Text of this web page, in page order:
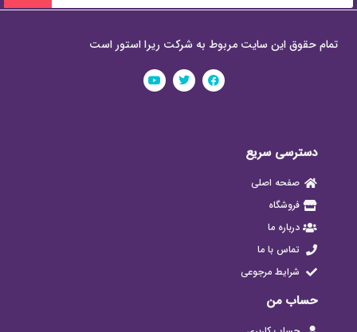
تمام حقوق این سایت مربوط به شرکت ریرا استور است
دسترسی سریع
صفحه اصلی
فروشگاه
درباره ما
تماس با ما
شرایط مرجوعی
حساب من